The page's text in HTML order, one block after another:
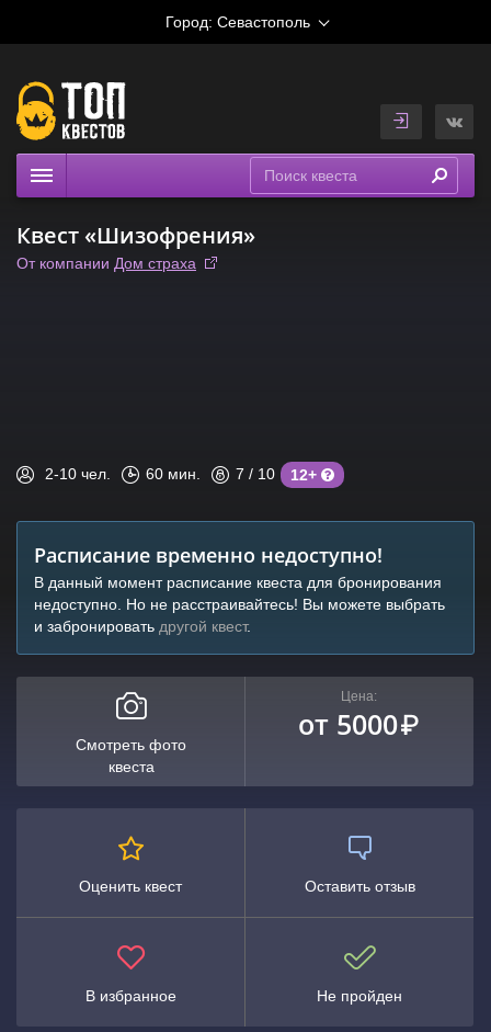
Город: Севастополь
Рейтинги
Квест «Шизофрения»
От компании Дом страха
2-10 чел. 60 мин. 7 / 10 12+
Расписание временно недоступно!
В данный момент расписание квеста для бронирования
недоступно. Но не расстраивайтесь! Вы можете выбрать
и забронировать другой квест.
Смотреть фото
квеста
Цена:
от 5000₽
Оценить квест Оставить отзыв
В избранное Не пройден